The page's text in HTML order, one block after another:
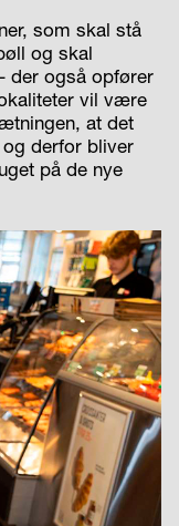
som skal stå
og skal
der også opfører
vil være
at det
derfor bliver
på de nye